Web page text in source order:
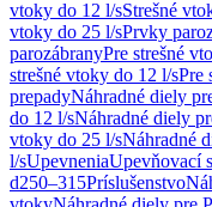
vtoky do 12 l/sStrešné
vtoky do 25 l/sPrvky
parozábranyPre strešné
strešné vtoky do 12 l/sPre
prepadyNáhradné diely
do 12 l/sNáhradné diely
vtoky do 25 l/sNáhradné
l/sUpevneniaUpevňovací
d250–315Príslušenstvo